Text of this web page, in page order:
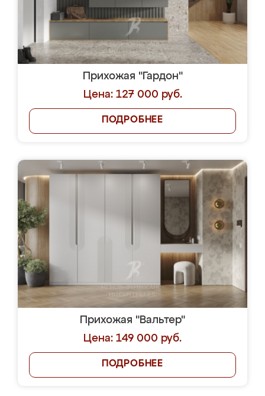
Прихожая "Гардон"
Цена: 127 000 руб.
ПОДРОБНЕЕ
Прихожая "Вальтер"
Цена: 149 000 руб.
ПОДРОБНЕЕ